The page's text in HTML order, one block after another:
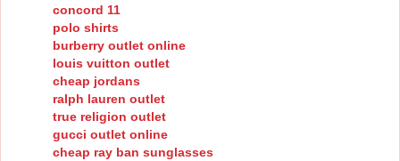
concord 11
polo shirts
burberry outlet online
louis vuitton outlet
cheap jordans
ralph lauren outlet
true religion outlet
gucci outlet online
cheap ray ban sunglasses